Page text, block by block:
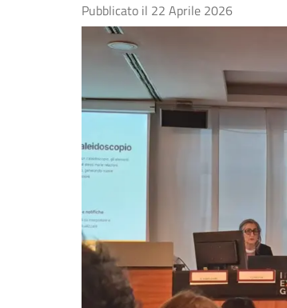
Pubblicato il 22 Aprile 2026